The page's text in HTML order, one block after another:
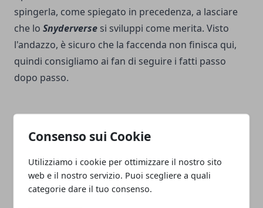
Consenso sui Cookie
Utilizziamo i cookie per ottimizzare il nostro sito
web e il nostro servizio. Puoi scegliere a quali
categorie dare il tuo consenso.
spingerla, come spiegato in precedenza, a lasciare
che lo Snyderverse si sviluppi come merita. Visto
l'andazzo, è sicuro che la faccenda non finisca qui,
quindi consigliamo ai fan di seguire i fatti passo
dopo passo.